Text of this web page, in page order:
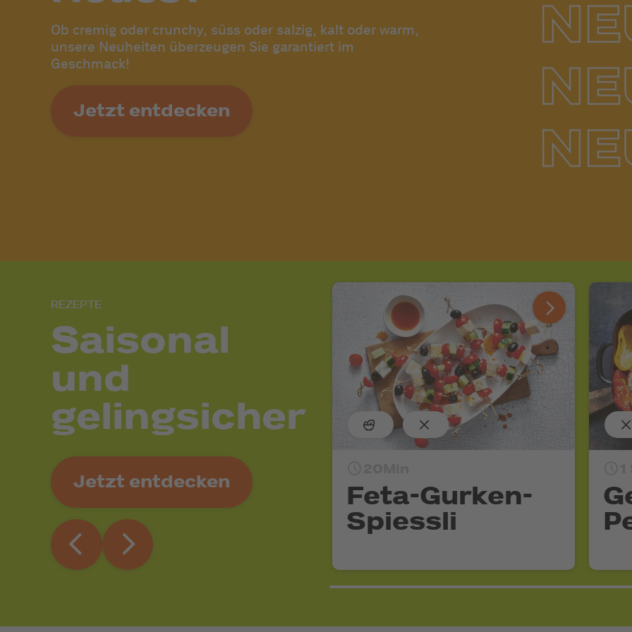
Ob cremig oder crunchy, süss oder salzig, kalt oder warm,
unsere Neuheiten überzeugen Sie garantiert im
Geschmack!
Jetzt entdecken
REZEPTE
Saisonal
und
gelingsicher
Jetzt entdecken
Feta-Gurken-
Spiessli